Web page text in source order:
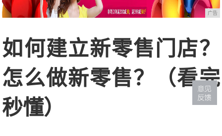
广告
如何建立新零售门店？
怎么做新零售？（看完
秒懂）